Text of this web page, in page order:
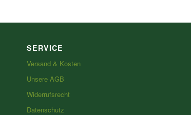
SERVICE
Versand & Kosten
Unsere AGB
Widerrufsrecht
Datenschutz